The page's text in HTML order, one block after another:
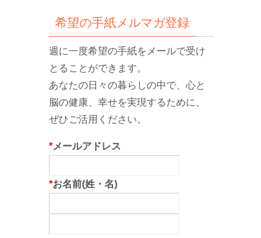
希望の手紙メルマガ登録
週に一度希望の手紙をメールで受け
とることができます。
あなたの日々の暮らしの中で、心と
脳の健康、幸せを実現するために、
ぜひご活用ください。
*メールアドレス
*お名前(姓・名)